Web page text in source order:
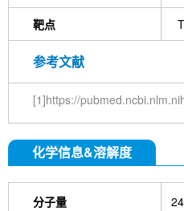
靶点
参考文献
[1]https://
化学信息&溶解度
分子量